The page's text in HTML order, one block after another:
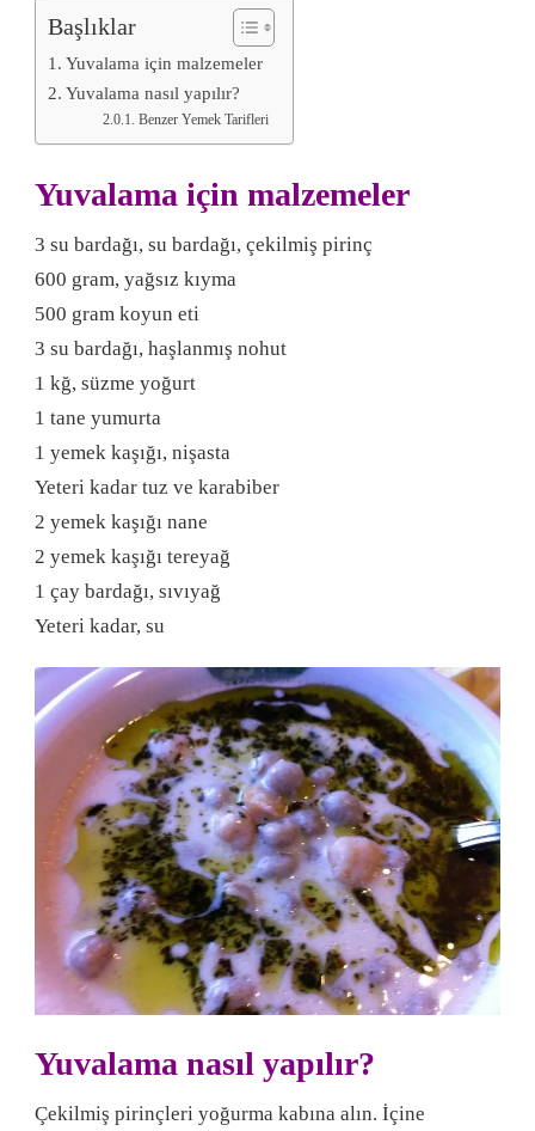
Başlıklar
Yuvalama için malzemeler
Yuvalama nasıl yapılır?
Benzer Yemek Tarifleri
Yuvalama için malzemeler
3 su bardağı, su bardağı, çekilmiş pirinç
600 gram, yağsız kıyma
500 gram koyun eti
3 su bardağı, haşlanmış nohut
1 kğ, süzme yoğurt
1 tane yumurta
1 yemek kaşığı, nişasta
Yeteri kadar tuz ve karabiber
2 yemek kaşığı nane
2 yemek kaşığı tereyağ
1 çay bardağı, sıvıyağ
Yeteri kadar, su
Yuvalama nasıl yapılır?
Çekilmiş pirinçleri yoğurma kabına alın. İçine